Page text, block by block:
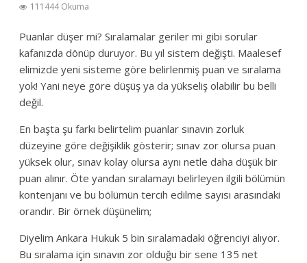
111444 Okuma
Puanlar düşer mi? Sıralamalar geriler mi gibi sorular
kafanızda dönüp duruyor. Bu yıl sistem değişti. Maalesef
elimizde yeni sisteme göre belirlenmiş puan ve sıralama
yok! Yani neye göre düşüş ya da yükseliş olabilir bu belli
değil.
En başta şu farkı belirtelim puanlar sınavın zorluk
düzeyine göre değişiklik gösterir; sınav zor olursa puan
yüksek olur, sınav kolay olursa aynı netle daha düşük bir
puan alınır. Öte yandan sıralamayı belirleyen ilgili bölümün
kontenjanı ve bu bölümün tercih edilme sayısı arasındaki
orandır. Bir örnek düşünelim;
Diyelim Ankara Hukuk 5 bin sıralamadaki öğrenciyi alıyor.
Bu sıralama için sınavın zor olduğu bir sene 135 net